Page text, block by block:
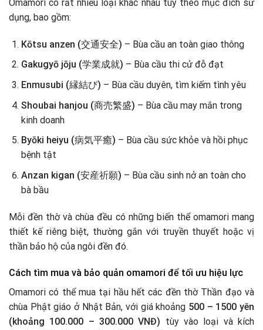
Omamori có rất nhiều loại khác nhau tùy theo mục đích sử
dụng, bao gồm:
Kōtsu anzen (交通安全) – Bùa cầu an toàn giao thông
Gakugyō jōju (学業成就) – Bùa cầu thi cử đỗ đạt
Enmusubi (縁結び) – Bùa cầu duyên, tìm kiếm tình yêu
Shoubai hanjou (商売繁盛) – Bùa cầu may mắn trong
kinh doanh
Byōki heiyu (病気平癒) – Bùa cầu sức khỏe và hồi phục
bệnh tật
Anzan kigan (安産祈願) – Bùa cầu sinh nở an toàn cho
bà bầu
Mỗi đền thờ và chùa đều có những biến thể omamori mang
thiết kế riêng biệt, thường gắn với truyền thuyết hoặc vị
thần bảo hộ của ngôi đền đó.
Cách tìm mua và bảo quản omamori để tối ưu hiệu lực
Omamori có thể mua tại hầu hết các đền thờ Thần đạo và
chùa Phật giáo ở Nhật Bản, với giá khoảng 500 – 1500 yên
(khoảng 100.000 – 300.000 VNĐ) tùy vào loại và kích